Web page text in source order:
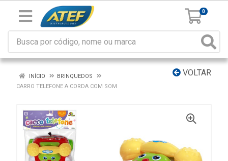
0
VOLTAR
INÍCIO
BRINQUEDOS
CARRO TELEFONE A CORDA COM SOM